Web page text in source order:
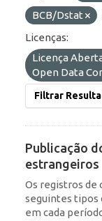
BCB/Dstat
Licenças:
Licença
Open Data
Filtrar
Publicação
estrangeiros
Os registros de
seguintes tipos
em cada